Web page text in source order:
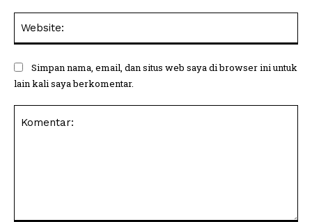
Simpan nama, email, dan situs web saya di browser ini untuk
lain kali saya berkomentar.